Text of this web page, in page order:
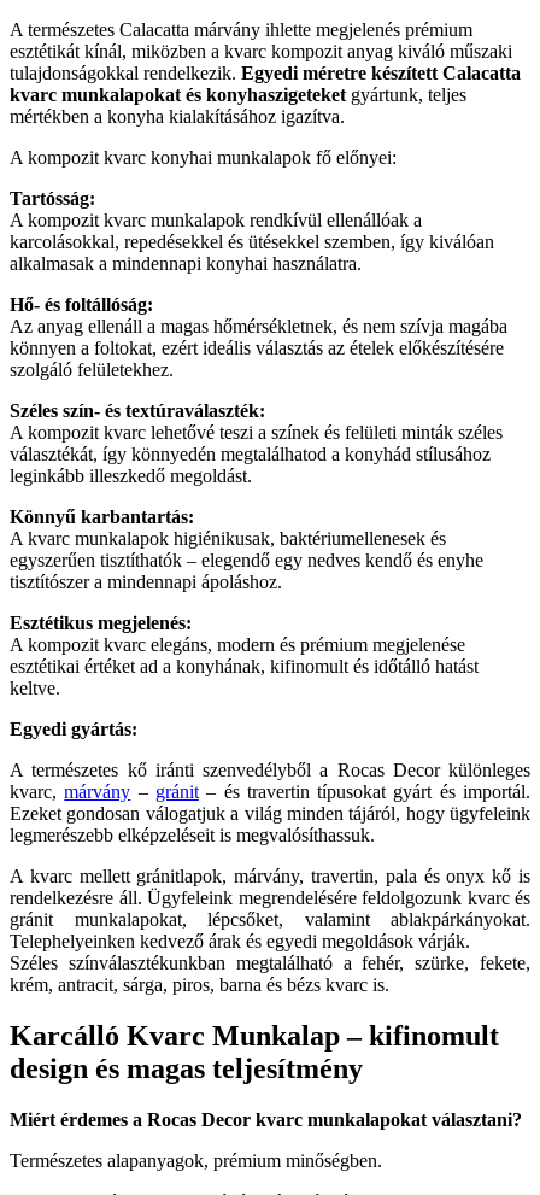
A természetes Calacatta márvány ihlette megjelenés prémium
esztétikát kínál, miközben a kvarc kompozit anyag kiváló műszaki
tulajdonságokkal rendelkezik. Egyedi méretre készített Calacatta
kvarc munkalapokat és konyhaszigeteket gyártunk, teljes
mértékben a konyha kialakításához igazítva.
A kompozit kvarc konyhai munkalapok fő előnyei:
Tartósság:
A kompozit kvarc munkalapok rendkívül ellenállóak a
karcolásokkal, repedésekkel és ütésekkel szemben, így kiválóan
alkalmasak a mindennapi konyhai használatra.
Hő- és foltállóság:
Az anyag ellenáll a magas hőmérsékletnek, és nem szívja magába
könnyen a foltokat, ezért ideális választás az ételek előkészítésére
szolgáló felületekhez.
Széles szín- és textúraválaszték:
A kompozit kvarc lehetővé teszi a színek és felületi minták széles
választékát, így könnyedén megtalálhatod a konyhád stílusához
leginkább illeszkedő megoldást.
Könnyű karbantartás:
A kvarc munkalapok higiénikusak, baktériumellenesek és
egyszerűen tisztíthatók – elegendő egy nedves kendő és enyhe
tisztítószer a mindennapi ápoláshoz.
Esztétikus megjelenés:
A kompozit kvarc elegáns, modern és prémium megjelenése
esztétikai értéket ad a konyhának, kifinomult és időtálló hatást
keltve.
Egyedi gyártás:
A természetes kő iránti szenvedélyből a Rocas Decor különleges
kvarc,márvány – gránit– és travertin típusokat gyárt és importál.
Ezeket gondosan válogatjuk a világ minden tájáról, hogy ügyfeleink
legmerészebb elképzeléseit is megvalósíthassuk.
A kvarc mellett gránitlapok, márvány, travertin, pala és onyx kő is
rendelkezésre áll. Ügyfeleink megrendelésére feldolgozunk kvarc és
gránit munkalapokat, lépcsőket, valamint ablakpárkányokat.
Telephelyeinken kedvező árak és egyedi megoldások várják.
Széles színválasztékunkban megtalálható a fehér, szürke, fekete,
krém, antracit, sárga, piros, barna és bézs kvarc is.
Karcálló Kvarc Munkalap – kifinomult
design és magas teljesítmény
Miért érdemes a Rocas Decor kvarc munkalapokat választani?
Természetes alapanyagok, prémium minőségben.